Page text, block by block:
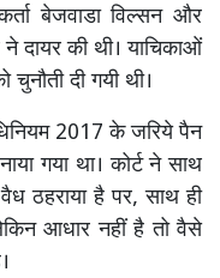
बेजवाडा विल्सन और
ने दायर की थी। याचिकाओं
दी गयी थी।
2017 के जरिये पैन
गया था। कोर्ट ने साथ
ठहराया है पर, साथ ही
आधार नहीं है तो वैसे